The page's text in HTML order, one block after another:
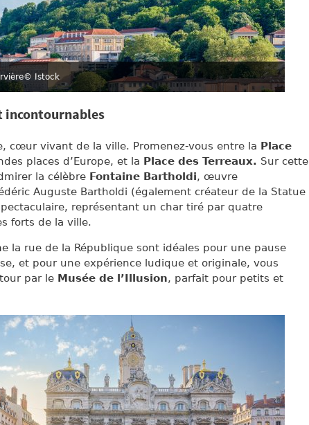
© Istock
incontournables
cœur vivant de la ville. Promenez-vous entre la Place
places d’Europe, et la Place des Terreaux. Sur cette
la célèbre Fontaine Bartholdi, œuvre
Auguste Bartholdi (également créateur de la Statue
représentant un char tiré par quatre
forts de la ville.
la rue de la République sont idéales pour une pause
et pour une expérience ludique et originale, vous
par le Musée de l’Illusion, parfait pour petits et